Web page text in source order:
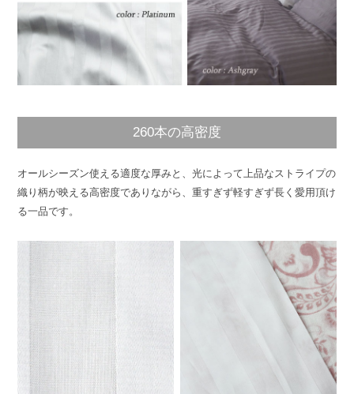
260本の高密度
オールシーズン使える適度な厚みと、光によって上品なストライプの
織り柄が映える高密度でありながら、重すぎず軽すぎず長く愛用頂け
る一品です。